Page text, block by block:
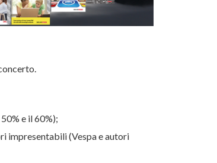
e il 60%);
impresentabili (Vespa e autori